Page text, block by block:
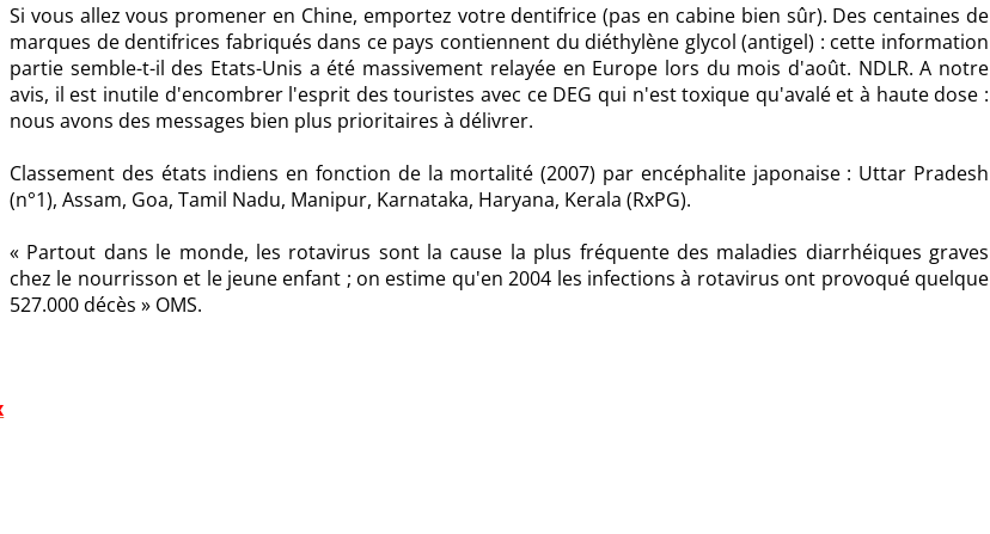
Si vous allez vous promener en Chine, emportez votre dentifrice (pas en cabine bien sûr). Des centaines de
marques de dentifrices fabriqués dans ce pays contiennent du diéthylène glycol (antigel) : cette information
partie semble-t-il des Etats-Unis a été massivement relayée en Europe lors du mois d'août. NDLR. A notre
avis, il est inutile d'encombrer l'esprit des touristes avec ce DEG qui n'est toxique qu'avalé et à haute dose :
nous avons des messages bien plus prioritaires à délivrer.
Classement des états indiens en fonction de la mortalité (2007) par encéphalite japonaise : Uttar Pradesh
(n°1), Assam, Goa, Tamil Nadu, Manipur, Karnataka, Haryana, Kerala (RxPG).
« Partout dans le monde, les rotavirus sont la cause la plus fréquente des maladies diarrhéiques graves
chez le nourrisson et le jeune enfant ; on estime qu'en 2004 les infections à rotavirus ont provoqué quelque
527.000 décès » OMS.